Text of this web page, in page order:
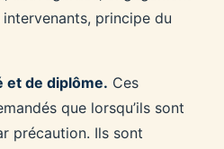
principe du
et de diplôme. Ces
que lorsqu’ils sont
précaution. Ils sont